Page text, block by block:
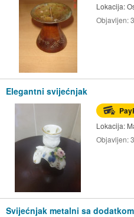
Lokacija:
Objavljen:
Elegantni svijećnjak
Lokacija:
Objavljen:
Svijećnjak metalni sa